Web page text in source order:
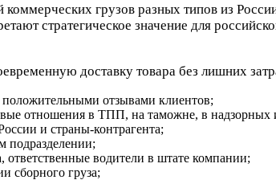
грузов разных типов из
стратегическое значение для
доставку товара без лишних
отзывами клиентов;
отношения в ТПП, на таможне, в надзорных
и страны-контрагента;
подразделении;
ответственные водители в штате компании;
сборного груза;